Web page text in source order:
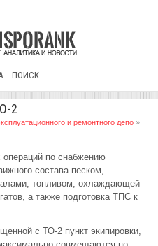
ПОИСК
2
и ремонтного депо »
операций по снабжению
состава песком,
топливом, охлаждающей
а также подготовка ТПС к
с ТО-2 пункт экипировки,